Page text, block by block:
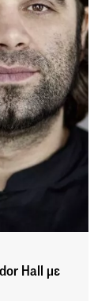
Hall με